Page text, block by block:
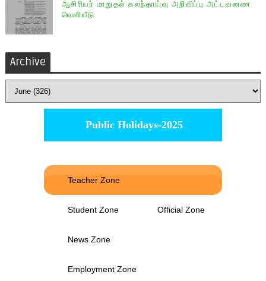
ஆசிரியர் மாறுதல் கலந்தாய்வு அறிவிப்பு அட்டவனண
வெளியீடு
Archive
Public Holidays-2025
Teacher Zone
Student Zone Official Zone
News Zone
Employment Zone